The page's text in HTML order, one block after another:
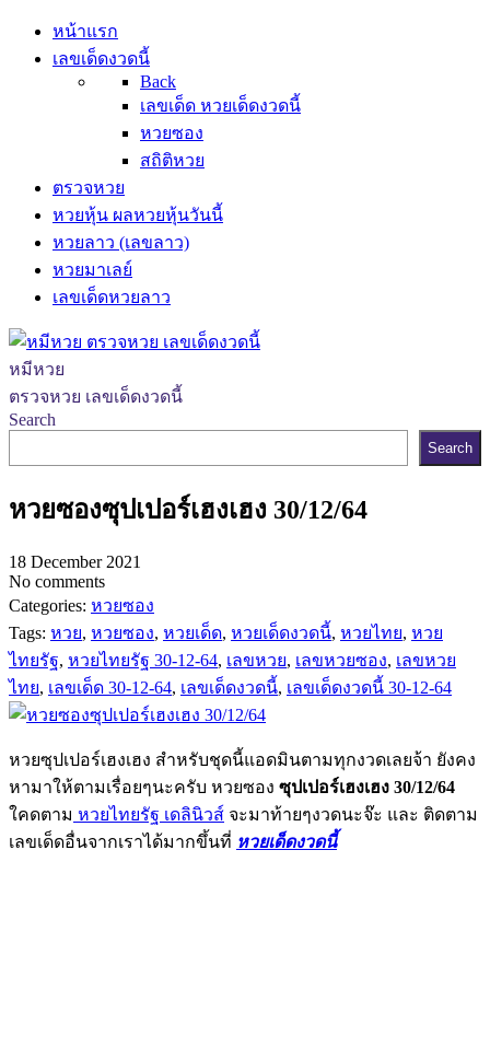
หน้าแรก
เลขเด็ดงวดนี้
Back
เลขเด็ด หวยเด็ดงวดนี้
หวยซอง
สถิติหวย
ตรวจหวย
หวยหุ้น ผลหวยหุ้นวันนี้
หวยลาว (เลขลาว)
หวยมาเลย์
เลขเด็ดหวยลาว
หมีหวย
ตรวจหวย เลขเด็ดงวดนี้
Search
Search
หวยซองซุปเปอร์เฮงเฮง 30/12/64
18 December 2021
No comments
Categories: หวยซอง
Tags: หวย, หวยซอง, หวยเด็ด, หวยเด็ดงวดนี้, หวยไทย, หวย
ไทยรัฐ, หวยไทยรัฐ 30-12-64, เลขหวย, เลขหวยซอง, เลขหวย
ไทย, เลขเด็ด 30-12-64, เลขเด็ดงวดนี้, เลขเด็ดงวดนี้ 30-12-64
หวยซุปเปอร์เฮงเฮง สำหรับชุดนี้แอดมินตามทุกงวดเลยจ้า ยังคง
หามาให้ตามเรื่อยๆนะครับ หวยซอง ซุปเปอร์เฮงเฮง 30/12/64
ใคดตาม หวยไทยรัฐ เดลินิวส์ จะมาท้ายๆงวดนะจ๊ะ และ ติดตาม
เลขเด็ดอื่นจากเราได้มากขึ้นที่ หวยเด็ดงวดนี้